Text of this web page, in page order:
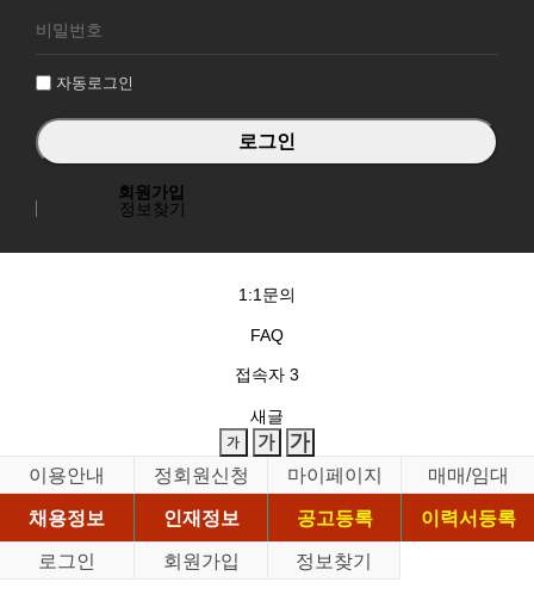
그
자동로그인
회원가입
정보찾기
1:1문의
FAQ
접속자 3
새글
이용안내 정회원신청 마이페이지
매매/임대
채용정보
인재정보 공고등록
이력서등록
로그인
회원가입 정보찾기